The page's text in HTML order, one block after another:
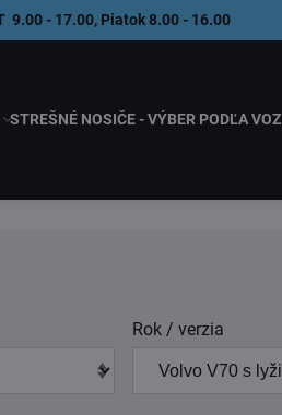
9.00 - 17.00, Piatok 8.00 - 16.00
STREŠNÉ NOSIČE - VÝBER PODĽA
Rok / verzia